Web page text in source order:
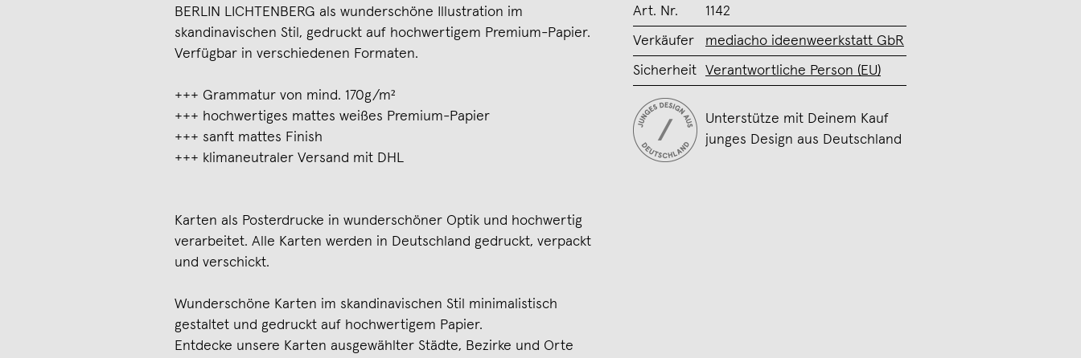
BERLIN LICHTENBERG als wunderschöne Illustration im
skandinavischen Stil, gedruckt auf hochwertigem Premium-Papier.
Verfügbar in verschiedenen Formaten.
+++ Grammatur von mind. 170g/m²
+++ hochwertiges mattes weißes Premium-Papier
+++ sanft mattes Finish
+++ klimaneutraler Versand mit DHL
Karten als Posterdrucke in wunderschöner Optik und hochwertig
verarbeitet. Alle Karten werden in Deutschland gedruckt, verpackt
und verschickt.
Wunderschöne Karten im skandinavischen Stil minimalistisch
gestaltet und gedruckt auf hochwertigem Papier.
Entdecke unsere Karten ausgewählter Städte, Bezirke und Orte
Art. Nr. 1142
Verkäufer mediacho ideenweerkstatt GbR
Sicherheit Verantwortliche Person (EU)
Unterstütze mit Deinem Kauf
junges Design aus Deutschland